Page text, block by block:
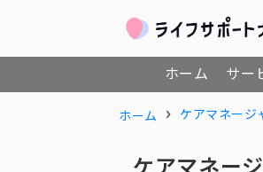
ホーム サー
ホーム ケアマネージ